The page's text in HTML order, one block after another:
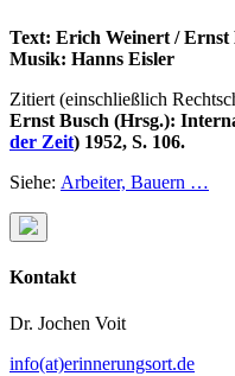
Text: Erich Weinert / Ernst
Musik: Hanns Eisler
Zitiert (einschließlich
Ernst Busch (Hrsg.):
der Zeit) 1952, S. 106.
Siehe: Arbeiter, Bauern …
Kontakt
Dr. Jochen Voit
info(at)erinnerungsort.de